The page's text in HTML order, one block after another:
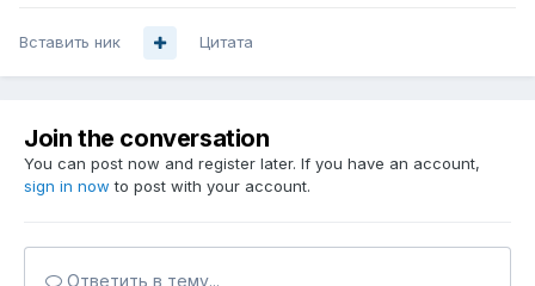
Вставить ник Цитата
Join the conversation
You can post now and register later. If you have an account,
sign in now to post with your account.
Ответить в тему...